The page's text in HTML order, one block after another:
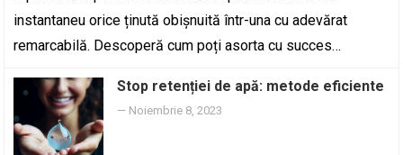
instantaneu orice ținută obișnuită într-una cu adevărat
remarcabilă. Descoperă cum poți asorta cu succes…
Stop retenției de apă: metode eficiente
— Noiembrie 8, 2023